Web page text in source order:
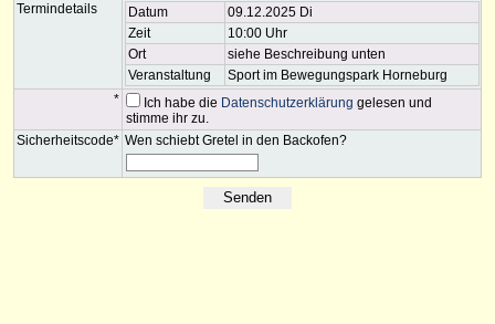
Termindetails Datum
09.12.2025 Di
Zeit
10:00 Uhr
Ort
siehe Beschreibung unten
Veranstaltung
Sport im Bewegungspark Horneburg
*
Ich habe die Datenschutzerklärung gelesen und
stimme ihr zu.
Sicherheitscode* Wen schiebt Gretel in den Backofen?